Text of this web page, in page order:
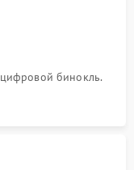
бинокль.